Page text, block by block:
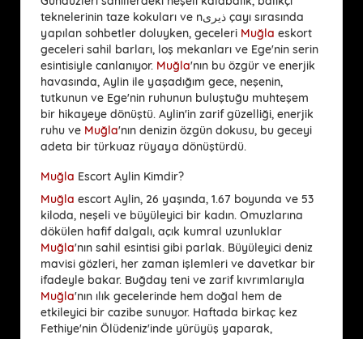
teknelerinin taze kokuları ve nذیری çayı sırasında
yapılan sohbetler doluyken, geceleri Muğla eskort
geceleri sahil barları, loş mekanları ve Ege'nin serin
esintisiyle canlanıyor. Muğla'nın bu özgür ve enerjik
havasında, Aylin ile yaşadığım gece, neşenin,
tutkunun ve Ege'nin ruhunun buluştuğu muhteşem
bir hikayeye dönüştü. Aylin'in zarif güzelliği, enerjik
ruhu ve Muğla'nın denizin özgün dokusu, bu geceyi
adeta bir türkuaz rüyaya dönüştürdü.
Muğla Escort Aylin Kimdir?
Muğla escort Aylin, 26 yaşında, 1.67 boyunda ve 53
kiloda, neşeli ve büyüleyici bir kadın. Omuzlarına
dökülen hafif dalgalı, açık kumral uzunluklar
Muğla'nın sahil esintisi gibi parlak. Büyüleyici deniz
mavisi gözleri, her zaman işlemleri ve davetkar bir
ifadeyle bakar. Buğday teni ve zarif kıvrımlarıyla
Muğla'nın ılık gecelerinde hem doğal hem de
etkileyici bir cazibe sunuyor. Haftada birkaç kez
Fethiye'nin Ölüdeniz'inde yürüyüş yaparak,